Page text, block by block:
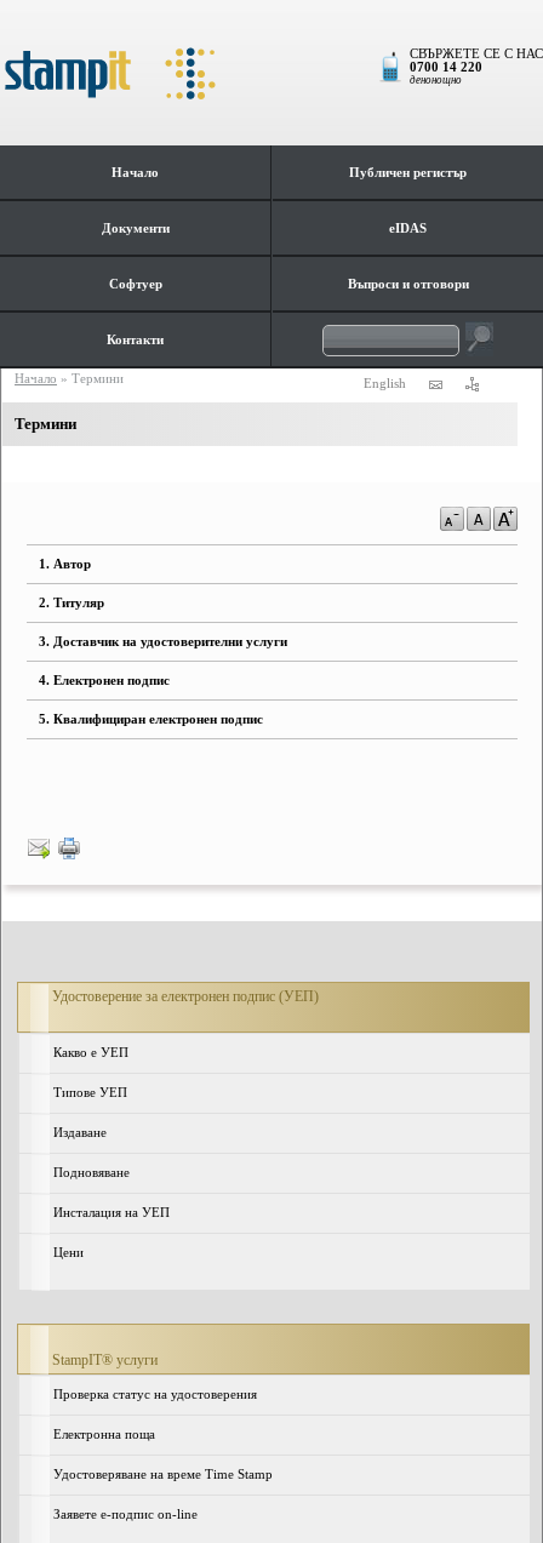
СВЪРЖЕТЕ СЕ С НАС
0700 14 220
денонощно
Начало Публичен регистър
Документи eIDAS
Софтуер Въпроси и отговори
Контакти
English
Удостоверение за електронен подпис (УЕП)
Какво е УЕП
Типове УЕП
Издаване
Подновяване
Инсталация на УЕП
Цени
StampIT® услуги
Проверка статус на удостоверения
Електронна поща
Удостоверяване на време Time Stamp
Заявете е-подпис on-line
Начало » Термини
Термини
1. Автор
2. Титуляр
3. Доставчик на удостоверителни услуги
4. Електронен подпис
5. Квалифициран електронен подпис